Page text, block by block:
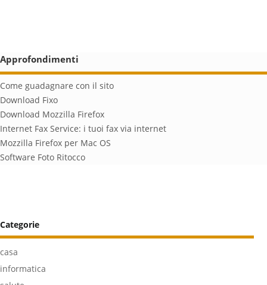
Approfondimenti
Come guadagnare con il sito
Download Fixo
Download Mozzilla Firefox
Internet Fax Service: i tuoi fax via internet
Mozzilla Firefox per Mac OS
Software Foto Ritocco
Categorie
casa
informatica